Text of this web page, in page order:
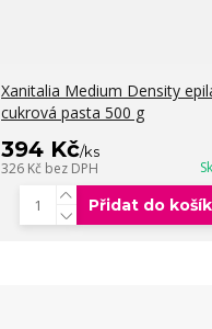
Xanitalia Medium Density
cukrová pasta 500 g
394 Kč/ks
326 Kč bez DPH
Přidat do